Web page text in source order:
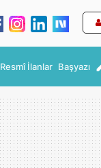
Resmî İlanlar Başyazı